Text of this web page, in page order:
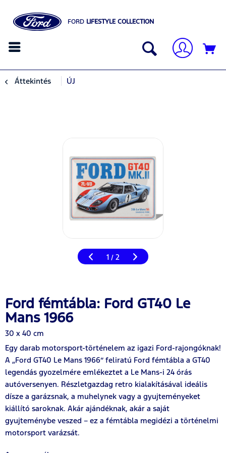
FORD LIFESTYLE COLLECTION
Áttekintés ÚJ
1 / 2
Ford fémtábla: Ford GT40 Le
Mans 1966
30 x 40 cm
Egy darab motorsport-történelem az igazi Ford-rajongóknak!
A „Ford GT40 Le Mans 1966” feliratú Ford fémtábla a GT40
legendás gyozelmére emlékeztet a Le Mans-i 24 órás
autóversenyen. Részletgazdag retro kialakításával ideális
dísze a garázsnak, a muhelynek vagy a gyujteményeket
kiállító saroknak. Akár ajándéknak, akár a saját
gyujteménybe veszed – ez a fémtábla megidézi a történelmi
motorsport varázsát.